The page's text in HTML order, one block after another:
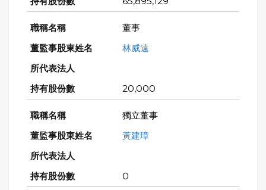
董事
林威遠
20,000
獨立董事
黃建璋
0